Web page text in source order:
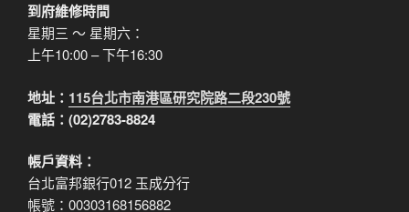
到府維修時間
星期三 ～ 星期六：
上午10:00 – 下午16:30
地址： 115台北市南港區研究院路二段230號
電話：(02)2783-8824
帳戶資料：
台北富邦銀行012 玉成分行
帳號：00303168156882